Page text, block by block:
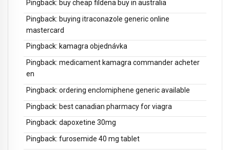
Pingback: buy cheap fildena buy in australia
Pingback: buying itraconazole generic online
mastercard
Pingback: kamagra objednávka
Pingback: medicament kamagra commander acheter
en
Pingback: ordering enclomiphene generic available
Pingback: best canadian pharmacy for viagra
Pingback: dapoxetine 30mg
Pingback: furosemide 40 mg tablet